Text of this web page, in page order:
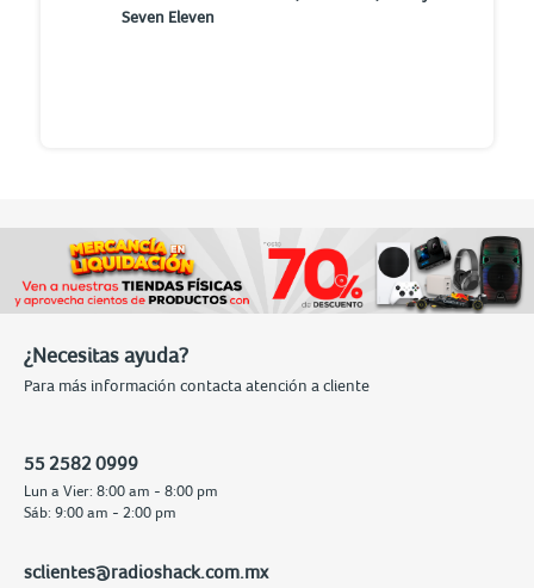
Seven Eleven
¿Necesitas ayuda?
Para más información contacta atención a cliente
55 2582 0999
Lun a Vier: 8:00 am - 8:00 pm
Sáb: 9:00 am - 2:00 pm
sclientes@radioshack.com.mx